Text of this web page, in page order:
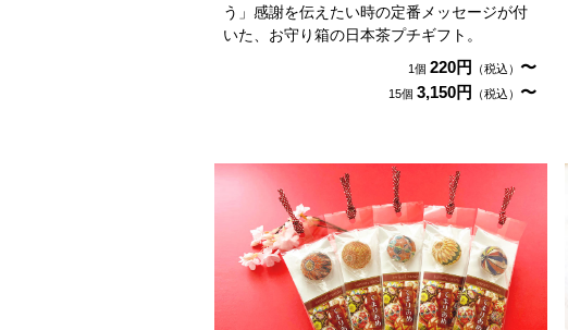
う」感謝を伝えたい時の定番メッセージが付
いた、お守り箱の日本茶プチギフト。
1個 220円 （税込） 〜
15個 3,150円 （税込） 〜